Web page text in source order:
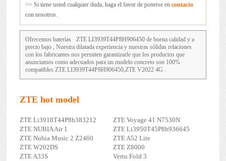
>> Si tiene usted cualquier duda, haga el favor de ponerse en contacto
con nosotros.
Ofrecemos baterías ZTE LI3939T44P8H906450de buena calidad y a
precio bajo , Nuestra dilatada experiencia y nuestras sólidas relaciones
con los fabricantes nos permiten garantizarle que los productos que
anunciamos como adecuados para un modelo concreto son 100%
compatibles ZTE LI3939T44P8H906450,ZTE V2022 4G .
ZTE hot model
ZTE Li3918T44P8h383212
ZTE Voyage 41 N7530N
ZTE NUBIA Air 1
ZTE Li3950T45P8h936645
ZTE Nubia Music 2 Z2460
ZTE A52 Lite
ZTE W202DS
ZTE Z8000
ZTE A33S
Vertu Fold 3